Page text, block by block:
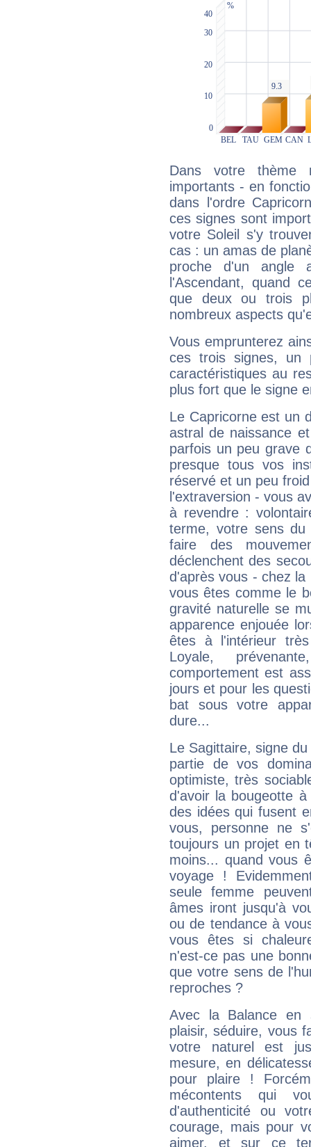
Dans votre thème
importants - en
dans l'ordre
ces signes sont
votre Soleil s'y
cas : un amas de
proche d'un
l'Ascendant, quand
que deux ou trois
nombreux aspects
Vous emprunterez
ces trois signes, un
caractéristiques au
plus fort que le signe
Le Capricorne est un
astral de naissance
parfois un peu grave
presque tous vos
réservé et un peu
l'extraversion - vous
à revendre :
terme, votre sens
faire des
déclenchent des
d'après vous - chez
vous êtes comme le
gravité naturelle se
apparence enjouée
êtes à l'intérieur
Loyale,
comportement est
jours et pour les
bat sous votre
dure...
Le Sagittaire, signe
partie de vos
optimiste, très
d'avoir la bougeotte
des idées qui fusent
vous, personne ne
toujours un projet en
moins... quand vous
voyage !
seule femme
âmes iront jusqu'à
ou de tendance à
vous êtes si
n'est-ce pas une
que votre sens de
reproches ?
Avec la Balance en
plaisir, séduire, vous
votre naturel est
mesure, en
pour plaire !
mécontents qui
d'authenticité ou
courage, mais pour
aimer, et sur ce